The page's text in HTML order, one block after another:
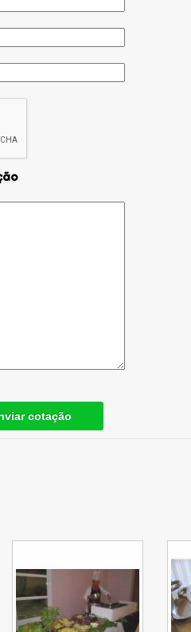
cotação